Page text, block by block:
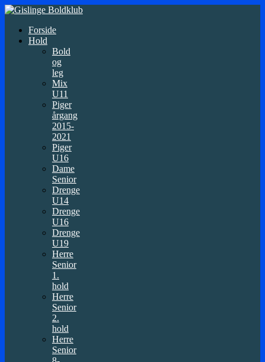
Forside
Hold
Bold
og
leg
Mix
U11
Piger
årgang
2015-
2021
Piger
U16
Dame
Senior
Drenge
U14
Drenge
U16
Drenge
U19
Herre
Senior
1.
hold
Herre
Senior
2.
hold
Herre
Senior